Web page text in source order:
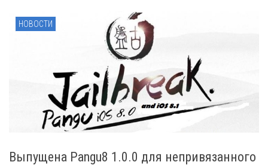
НОВОСТИ
Выпущена Pangu8 1.0.0 для непривязанного